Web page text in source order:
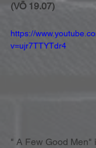
(VÖ 19.07)
https://
v=ujr7TTYTdr4
" A Few Good Men"